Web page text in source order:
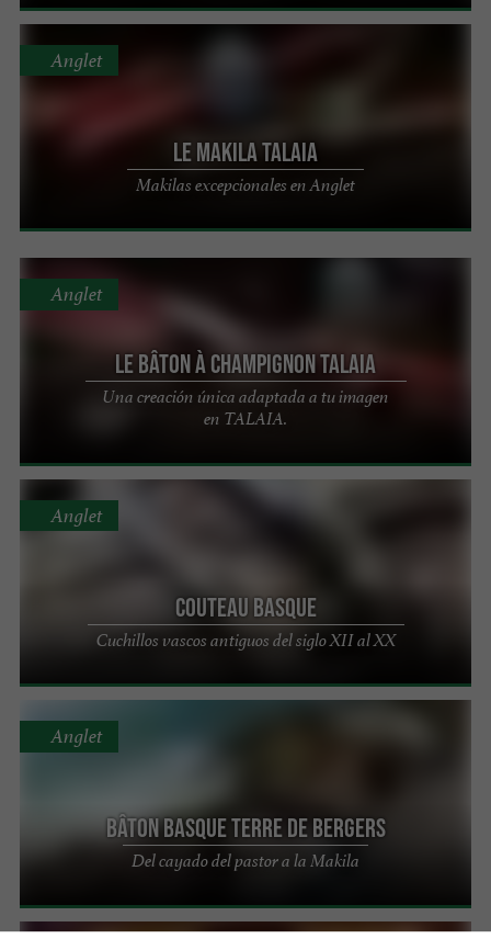
Le Makila Talaia
Makilas excepcionales en Anglet
Anglet
Le bâton à Champignon TALAIA
Una creación única adaptada a tu imagen
en TALAIA.
Anglet
Couteau Basque
Cuchillos vascos antiguos del siglo XII al XX
Anglet
Bâton basque Terre de Bergers
Del cayado del pastor a la Makila
Anglet